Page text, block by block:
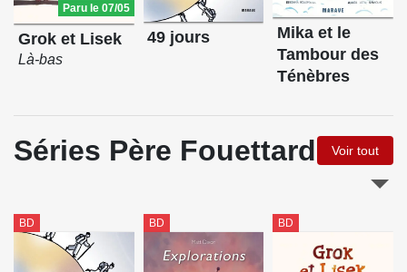
Paru le 07/05
Grok et Lisek
Là-bas
49 jours
Mika et le
Tambour des
Ténèbres
Séries Père Fouettard Voir tout
BD BD BD